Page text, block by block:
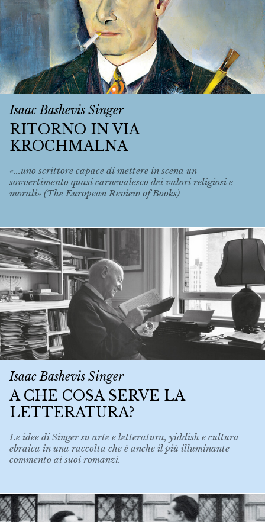
Isaac Bashevis Singer
RITORNO IN VIA
KROCHMALNA
«...uno scrittore capace di mettere in scena un
sovvertimento quasi carnevalesco dei valori religiosi e
morali» (The European Review of Books)
Isaac Bashevis Singer
A CHE COSA SERVE LA
LETTERATURA?
Le idee di Singer su arte e letteratura, yiddish e cultura
ebraica in una raccolta che è anche il più illuminante
commento ai suoi romanzi.